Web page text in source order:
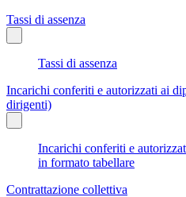
Tassi di assenza
Tassi di assenza
Incarichi conferiti e autorizzati ai
dirigenti)
Incarichi conferiti e
in formato tabellare
Contrattazione collettiva